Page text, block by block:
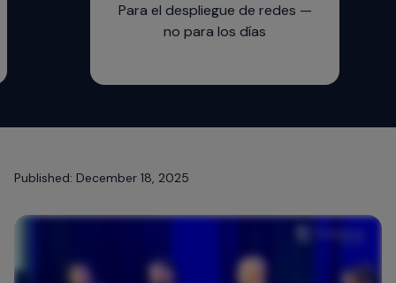
Para el despliegue de redes —
no para los días
Published: December 18, 2025